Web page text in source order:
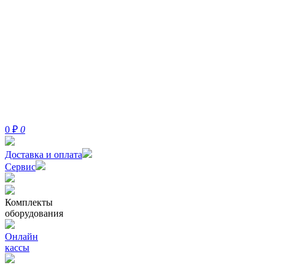
0 ₽ 0
Доставка и оплата
Сервис
Комплекты
оборудования
Онлайн
кассы